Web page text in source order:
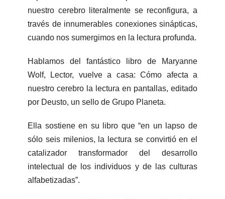
nuestro cerebro literalmente se reconfigura, a
través de innumerables conexiones sinápticas,
cuando nos sumergimos en la lectura profunda.
Hablamos del fantástico libro de Maryanne
Wolf, Lector, vuelve a casa: Cómo afecta a
nuestro cerebro la lectura en pantallas, editado
por Deusto, un sello de Grupo Planeta.
Ella sostiene en su libro que “en un lapso de
sólo seis milenios, la lectura se convirtió en el
catalizador transformador del desarrollo
intelectual de los individuos y de las culturas
alfabetizadas”.